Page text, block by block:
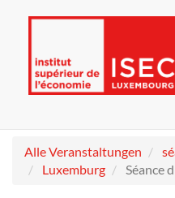
Alle Veranstaltungen
Luxemburg
Séance